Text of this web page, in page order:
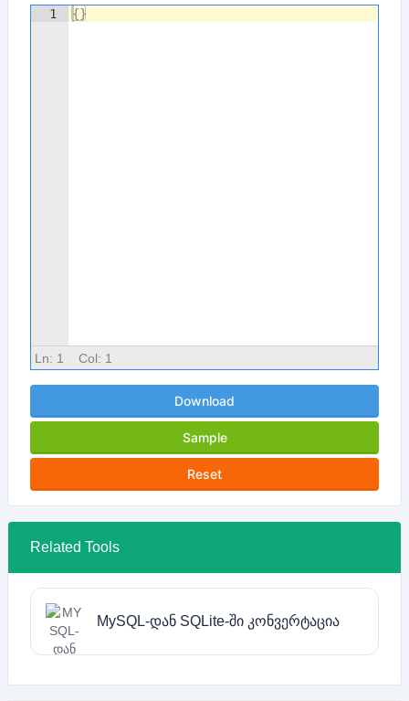
1 {}
Ln: 1 Col: 1
Download
Sample
Reset
Related Tools
MySQL-დან SQLite-ში კონვერტაცია